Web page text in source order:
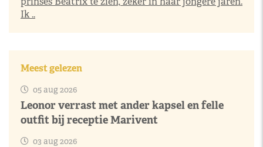
Ik ..
Meest gelezen
05 aug 2026
Leonor verrast met ander kapsel en felle
outfit bij receptie Marivent
03 aug 2026